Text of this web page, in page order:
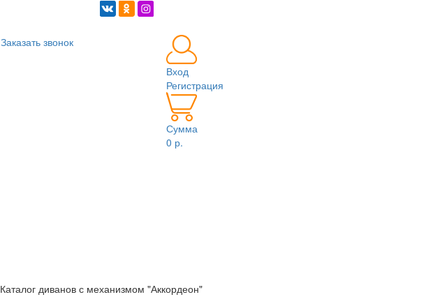
Заказать звонок
Вход
Регистрация
Сумма
0 р.
Каталог диванов с механизмом "Аккордеон"